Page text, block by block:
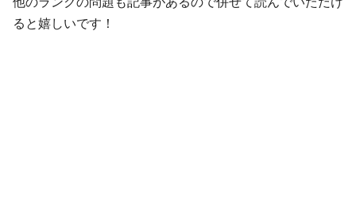
ると嬉しいです！